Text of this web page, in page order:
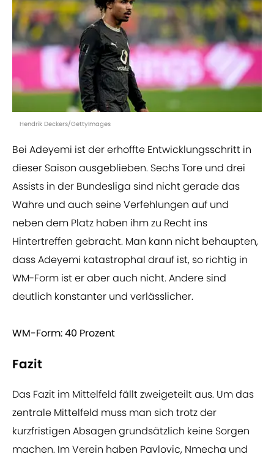
Hendrik Deckers/GettyImages
Bei Adeyemi ist der erhoffte Entwicklungsschritt in
dieser Saison ausgeblieben. Sechs Tore und drei
Assists in der Bundesliga sind nicht gerade das
Wahre und auch seine Verfehlungen auf und
neben dem Platz haben ihm zu Recht ins
Hintertreffen gebracht. Man kann nicht behaupten,
dass Adeyemi katastrophal drauf ist, so richtig in
WM-Form ist er aber auch nicht. Andere sind
deutlich konstanter und verlässlicher.
WM-Form: 40 Prozent
Fazit
Das Fazit im Mittelfeld fällt zweigeteilt aus. Um das
zentrale Mittelfeld muss man sich trotz der
kurzfristigen Absagen grundsätzlich keine Sorgen
machen. Im Verein haben Pavlovic, Nmecha und